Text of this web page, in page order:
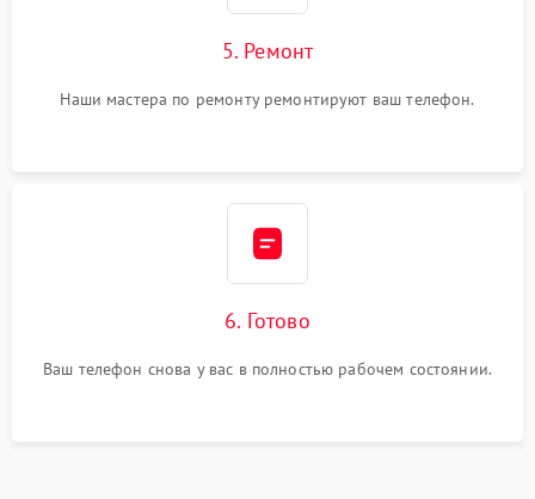
5. Ремонт
Наши мастера по ремонту ремонтируют ваш телефон.
6. Готово
Ваш телефон снова у вас в полностью рабочем состоянии.